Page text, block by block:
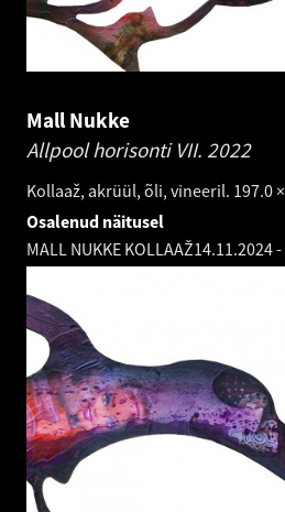
Mall Nukke
Allpool horisonti VII. 2022
Kollaaž, akrüül, õli, vineeril. 197.0
Osalenud näitusel
MALL NUKKE KOLLAAŽ14.11.2024-